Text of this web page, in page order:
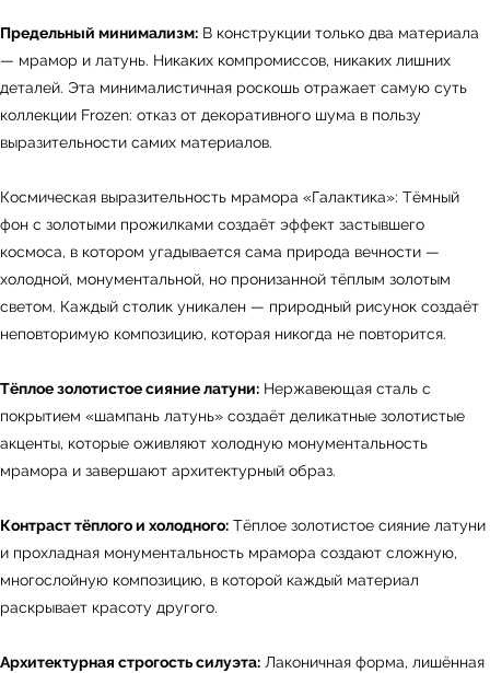
Предельный минимализм: В конструкции только два материала
— мрамор и латунь. Никаких компромиссов, никаких лишних
деталей. Эта минималистичная роскошь отражает самую суть
коллекции Frozen: отказ от декоративного шума в пользу
выразительности самих материалов.
Космическая выразительность мрамора «Галактика»: Тёмный
фон с золотыми прожилками создаёт эффект застывшего
космоса, в котором угадывается сама природа вечности —
холодной, монументальной, но пронизанной тёплым золотым
светом. Каждый столик уникален — природный рисунок создаёт
неповторимую композицию, которая никогда не повторится.
Тёплое золотистое сияние латуни: Нержавеющая сталь с
покрытием «шампань латунь» создаёт деликатные золотистые
акценты, которые оживляют холодную монументальность
мрамора и завершают архитектурный образ.
Контраст тёплого и холодного: Тёплое золотистое сияние латуни
и прохладная монументальность мрамора создают сложную,
многослойную композицию, в которой каждый материал
раскрывает красоту другого.
Архитектурная строгость силуэта: Лаконичная форма, лишённая